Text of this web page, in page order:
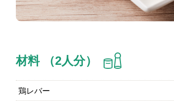
材料 （2人分）
鶏レバー